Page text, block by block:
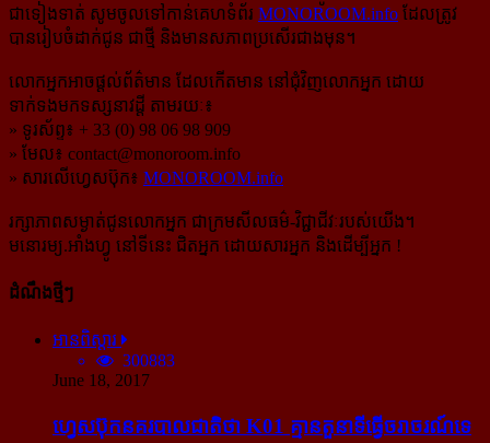
ជាទៀងទាត់ សូមចូលទៅកាន់​គេហទំព័រ MONOROOM.info ដែលត្រូវ
បានរៀបចំដាក់ជូន ជាថ្មី និងមានសភាពប្រសើរជាងមុន។
លោកអ្នកអាចផ្ដល់ព័ត៌មាន ដែលកើតមាន នៅជុំវិញលោកអ្នក ដោយ
ទាក់ទងមកទស្សនាវដ្ដី តាមរយៈ៖
» ទូរស័ព្ទ៖ + 33 (0) 98 06 98 909
» មែល៖ contact@monoroom.info
» សារលើហ្វេសប៊ុក៖ MONOROOM.info
រក្សាភាពសម្ងាត់ជូនលោកអ្នក ជាក្រមសីលធម៌-​វិជ្ជាជីវៈ​របស់យើង។
មនោរម្យ.អាំងហ្វូ នៅទីនេះ ជិតអ្នក ដោយសារអ្នក និងដើម្បីអ្នក !
ដំណឹងថ្មីៗ
អានពិស្ដារ
300883
June 18, 2017
ហ្វេសប៊ុក​នគរបាល​ជាតិ​ថា K01 គ្មាន​តួនាទី​ធ្វើ​ចរាចរណ៍​ទេ